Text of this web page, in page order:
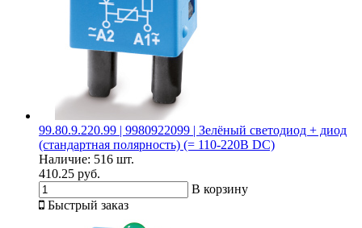
99.80.9.220.99 | 9980922099 | Зелёный светодиод + диод
(стандартная полярность) (= 110-220В DC)
Наличие: 516 шт.
410.25 руб.
В корзину
Быстрый заказ